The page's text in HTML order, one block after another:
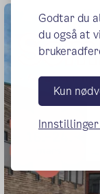
Godtar du
du også at
Kun